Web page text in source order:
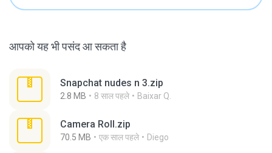
आपको यह भी पसंद आ सकता है
Snapchat nudes n 3.zip
2.8 MB 8 साल पहले Baixar Q.
Camera Roll.zip
70.5 MB एक साल पहले Diego